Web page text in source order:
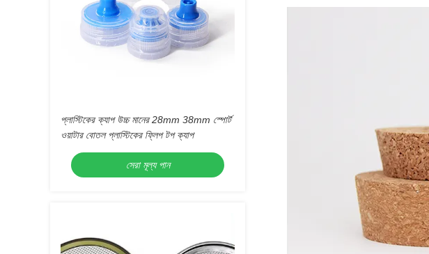
প্লাস্টিকের ক্যাপ উচ্চ মানের 28mm 38mm স্পোর্ট
ওয়াটার বোতল প্লাস্টিকের ফ্লিপ টপ ক্যাপ
সেরা মূল্য পান